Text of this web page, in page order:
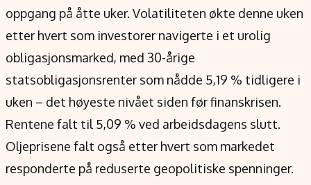
oppgang på åtte uker. Volatiliteten økte denne uken
etter hvert som investorer navigerte i et urolig
obligasjonsmarked, med 30-årige
statsobligasjonsrenter som nådde 5,19 % tidligere i
uken – det høyeste nivået siden før finanskrisen.
Rentene falt til 5,09 % ved arbeidsdagens slutt.
Oljeprisene falt også etter hvert som markedet
responderte på reduserte geopolitiske spenninger.